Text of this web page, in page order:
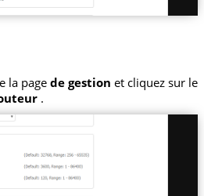
la pagede gestion et cliquez sur le
.